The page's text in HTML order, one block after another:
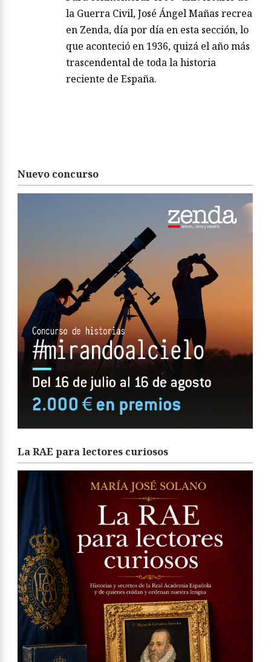
la Guerra Civil, José Ángel Mañas recrea
en Zenda, día por día en esta sección, lo
que aconteció en 1936, quizá el año más
trascendental de toda la historia
reciente de España.
Nuevo concurso
La RAE para lectores curiosos